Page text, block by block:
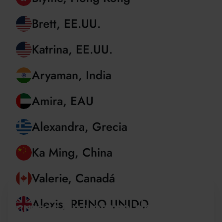
Dev, REINO UNIDO
Blythe, Hong Kong
Brett, EE.UU.
Katrina, EE.UU.
Aryaman, India
Amira, EAU
Alexandra, Grecia
Ka Ming, China
Valerie, Canadá
Sé parte de la familia de
cursos de verano de Oxford